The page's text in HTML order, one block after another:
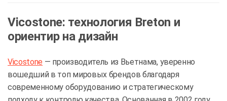
Vicostone: технология Breton и
ориентир на дизайн
Vicostone — производитель из Вьетнама, уверенно
вошедший в топ мировых брендов благодаря
современному оборудованию и стратегическому